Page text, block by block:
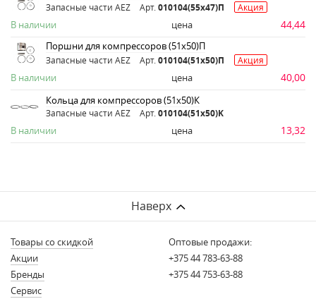
Запасные части AEZ Арт. 010104(55х47)П Акция
В наличии цена 44,44
Поршни для компрессоров (51х50)П
Запасные части AEZ Арт. 010104(51х50)П Акция
В наличии цена 40,00
Кольца для компрессоров (51х50)К
Запасные части AEZ Арт. 010104(51x50)K
В наличии цена 13,32
Наверх
Товары со скидкой
Акции
Бренды
Сервис
Оптовые продажи:
+375 44 783-63-88
+375 44 753-63-88